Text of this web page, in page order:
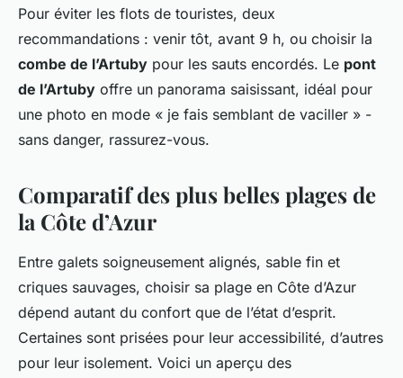
Pour éviter les flots de touristes, deux
recommandations : venir tôt, avant 9 h, ou choisir la
combe de l’Artuby pour les sauts encordés. Le pont
de l’Artuby offre un panorama saisissant, idéal pour
une photo en mode « je fais semblant de vaciller » -
sans danger, rassurez-vous.
Comparatif des plus belles plages de
la Côte d’Azur
Entre galets soigneusement alignés, sable fin et
criques sauvages, choisir sa plage en Côte d’Azur
dépend autant du confort que de l’état d’esprit.
Certaines sont prisées pour leur accessibilité, d’autres
pour leur isolement. Voici un aperçu des